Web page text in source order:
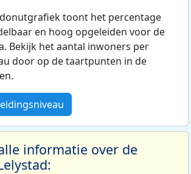
toont het percentage
en hoog opgeleiden voor de
Bekijk het aantal inwoners per
door op de taartpunten in de
informatie over de